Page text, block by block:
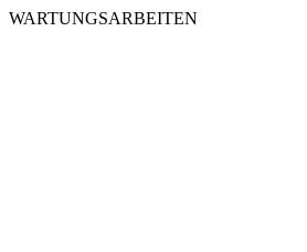
WARTUNGSARBEITEN